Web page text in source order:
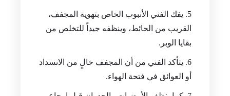
يفك الفني الأنبوب الخاص بتهوية المجفف،
القريب من الحائط، وينظفه جيداً للتخلص من
بقايا الوبر.
يتأكد الفني من أن المجفف خالٍ من الانسداد
أو العوائق في فتحة الهواء.